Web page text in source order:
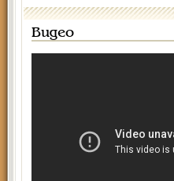
Видео